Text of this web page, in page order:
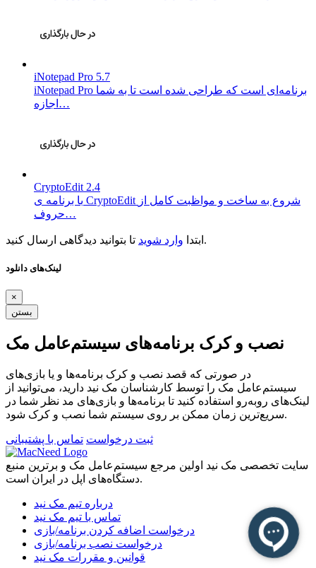
iNotepad Pro 5.7
iNotepad Pro برنامه‌ای است که طراحی شده است تا به شما
اجازه…
CryptoEdit 2.4
با برنامه ی CryptoEdit شروع به ساخت و مواظبت کامل از
حروف…
ابتدا وارد شوید تا بتوانید دیدگاهی ارسال کنید.
لینک‌های دانلود
×
بستن
نصب و کرک برنامه‌های سیستم‌عامل مک
در صورتی که قصد نصب و کرک برنامه‌ها و یا بازی‌های
سیستم‌عامل مک را توسط کارشناسان مک نید دارید، می‌توانید از
لینک‌های رو‌به‌رو استفاده کنید تا برنامه‌ها و بازی‌های مد نظر شما در
سریع‌ترین زمان ممکن بر روی سیستم شما نصب و کرک شود.
ثبت درخواست تماس با پشتیبانی
سایت تخصصی مک نید اولین مرجع سیستم‌عامل مک و برترین منبع
دستگاه‌های اپل در ایران است.
درباره تیم مک نید
تماس با تیم مک نید
درخواست اضافه کردن برنامه/بازی
درخواست نصب برنامه/بازی
قوانین و مقررات مک نید